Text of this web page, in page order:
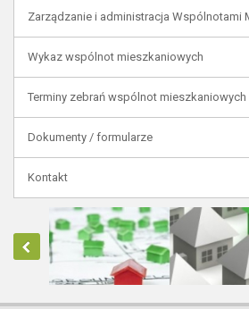
Zarządzanie i administracja Wspólnotami
Wykaz wspólnot mieszkaniowych
Terminy zebrań wspólnot mieszkaniowych
Dokumenty / formularze
Kontakt